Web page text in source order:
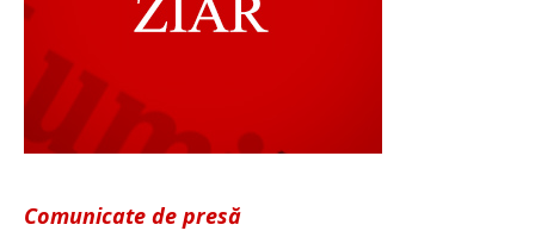
Comunicate de presă